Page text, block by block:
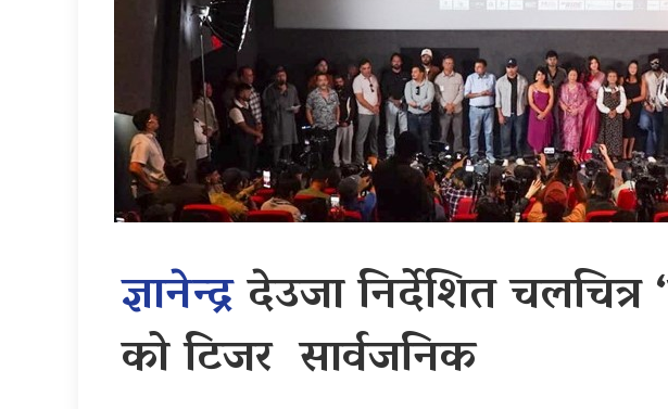
ज्ञानेन्द्रदेउजा निर्देशित चलचित्र
को टिजर सार्वजनिक